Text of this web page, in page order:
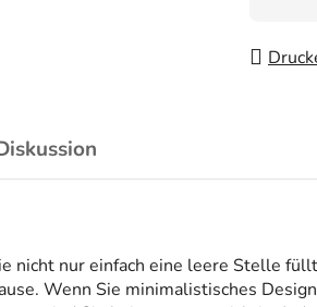
nicht nur einfach eine leere Stelle
Wenn Sie minimalistisches